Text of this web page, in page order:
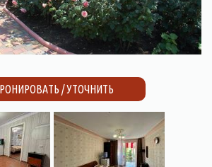
/ УТОЧНИТЬ